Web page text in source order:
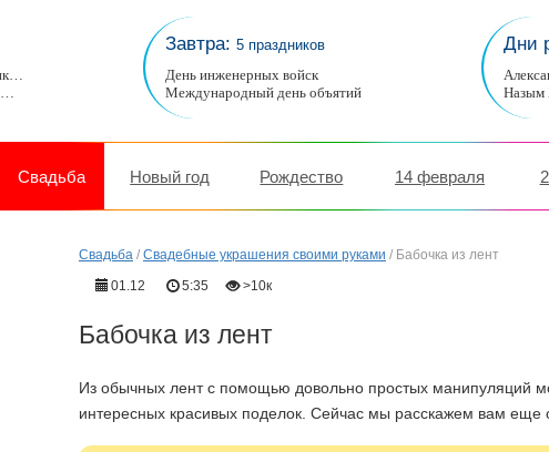
Завтра: 5 праздников
День инженерных войск
Международный день объятий
Дни
Назым
Свадьба Новый год Рождество 14 февраля
Свадьба / Свадебные украшения своими руками / Бабочка из лент
01.12
5:35 >10к
Бабочка из лент
Из обычных лент с помощью довольно простых манипуляций
интересных красивых поделок. Сейчас мы расскажем вам еще